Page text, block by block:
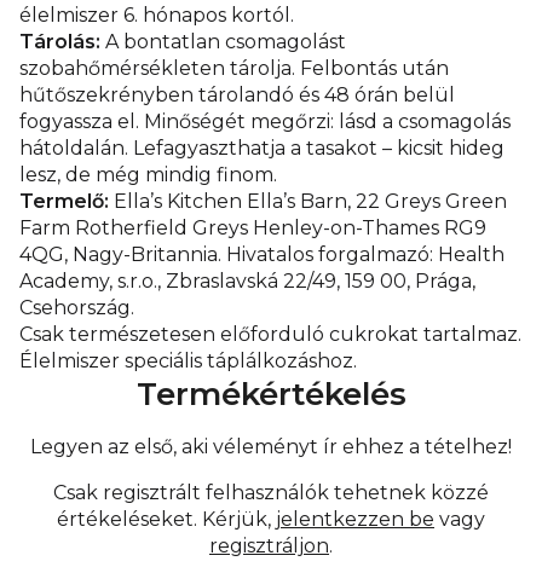
élelmiszer 6. hónapos kortól.
Tárolás: A bontatlan csomagolást
szobahőmérsékleten tárolja. Felbontás után
hűtőszekrényben tárolandó és 48 órán belül
fogyassza el. Minőségét megőrzi: lásd a csomagolás
hátoldalán. Lefagyaszthatja a tasakot – kicsit hideg
lesz, de még mindig finom.
Termelő: Ella’s Kitchen Ella’s Barn, 22 Greys Green
Farm Rotherfield Greys Henley-on-Thames RG9
4QG, Nagy-Britannia. Hivatalos forgalmazó: Health
Academy, s.r.o., Zbraslavská 22/49, 159 00, Prága,
Csehország.
Csak természetesen előforduló cukrokat tartalmaz.
Élelmiszer speciális táplálkozáshoz.
Termékértékelés
Legyen az első, aki véleményt ír ehhez a tételhez!
Csak regisztrált felhasználók tehetnek közzé
értékeléseket. Kérjük, jelentkezzen be vagy
regisztráljon.